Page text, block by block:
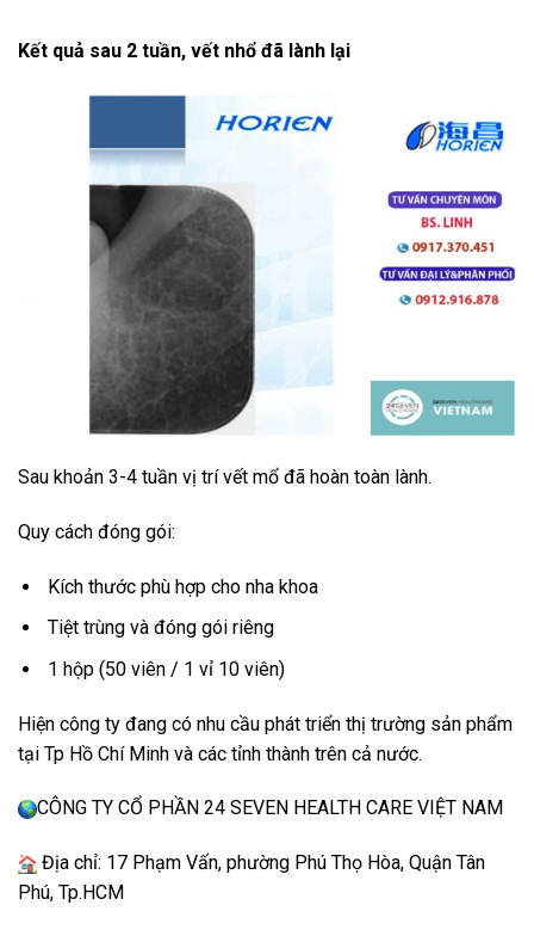
Kết quả sau 2 tuần, vết nhổ đã lành lại
Sau khoản 3-4 tuần vị trí vết mổ đã hoàn toàn lành.
Quy cách đóng gói:
Kích thước phù hợp cho nha khoa
Tiệt trùng và đóng gói riêng
1 hộp (50 viên / 1 vỉ 10 viên)
Hiện công ty đang có nhu cầu phát triển thị trường sản phẩm
tại Tp Hồ Chí Minh và các tỉnh thành trên cả nước.
CÔNG TY CỔ PHẦN 24 SEVEN HEALTH CARE VIỆT NAM
Địa chỉ: 17 Phạm Vấn, phường Phú Thọ Hòa, Quận Tân
Phú, Tp.HCM